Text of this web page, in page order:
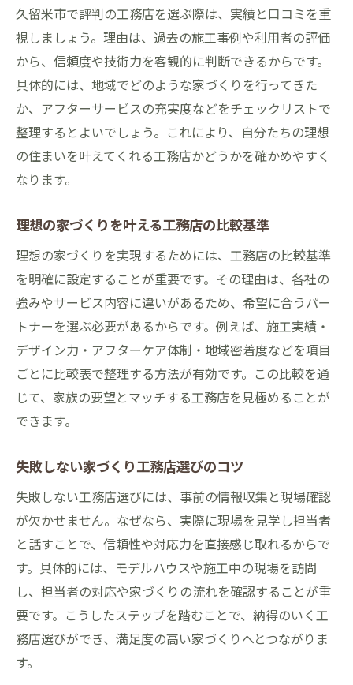
久留米市で評判の工務店を選ぶ際は、実績と口コミを重
視しましょう。理由は、過去の施工事例や利用者の評価
から、信頼度や技術力を客観的に判断できるからです。
具体的には、地域でどのような家づくりを行ってきた
か、アフターサービスの充実度などをチェックリストで
整理するとよいでしょう。これにより、自分たちの理想
の住まいを叶えてくれる工務店かどうかを確かめやすく
なります。
理想の家づくりを叶える工務店の比較基準
理想の家づくりを実現するためには、工務店の比較基準
を明確に設定することが重要です。その理由は、各社の
強みやサービス内容に違いがあるため、希望に合うパー
トナーを選ぶ必要があるからです。例えば、施工実績・
デザイン力・アフターケア体制・地域密着度などを項目
ごとに比較表で整理する方法が有効です。この比較を通
じて、家族の要望とマッチする工務店を見極めることが
できます。
失敗しない家づくり工務店選びのコツ
失敗しない工務店選びには、事前の情報収集と現場確認
が欠かせません。なぜなら、実際に現場を見学し担当者
と話すことで、信頼性や対応力を直接感じ取れるからで
す。具体的には、モデルハウスや施工中の現場を訪問
し、担当者の対応や家づくりの流れを確認することが重
要です。こうしたステップを踏むことで、納得のいく工
務店選びができ、満足度の高い家づくりへとつながりま
す。